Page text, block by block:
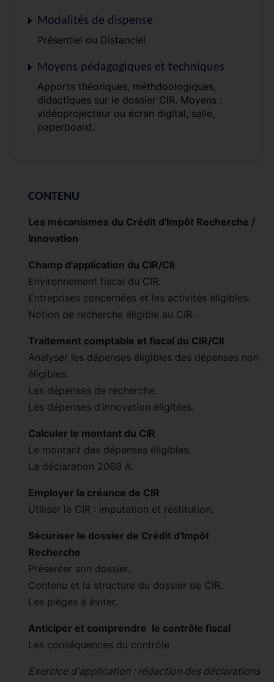
Modalités de dispense
Présentiel ou Distanciel
Moyens pédagogiques et techniques
Apports théoriques, méthdoologiques,
didactiques sur le dossier CIR. Moyens :
vidéoprojecteur ou écran digital, salle,
paperboard.
CONTENU
Les mécanismes du Crédit d'Impôt Recherche /
Innovation
Champ d'application du CIR/CII
Environnement fiscal du CIR.
Entreprises concernées et les activités éligibles.
Notion de recherche éligible au CIR.
Traitement comptable et fiscal du CIR/CII
Analyser les dépenses éligibles des dépenses non
éligibles.
Les dépenses de recherche.
Les dépenses d’innovation éligibles.
Calculer le montant du CIR
Le montant des dépenses éligibles.
La déclaration 2069 A.
Employer la créance de CIR
Utiliser le CIR : imputation et restitution.
Sécuriser le dossier de Crédit d'Impôt
Recherche
Présenter son dossier.
Contenu et la structure du dossier de CIR.
Les pièges à éviter.
Anticiper et comprendre le contrôle fiscal
Les conséquences du contrôle
Exercice d'application : rédaction des déclarations